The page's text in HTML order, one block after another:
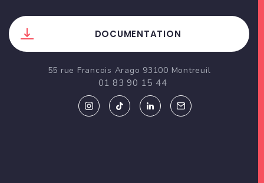
DOCUMENTATION
55 rue Francois Arago 93100 Montreuil
01 83 90 15 44